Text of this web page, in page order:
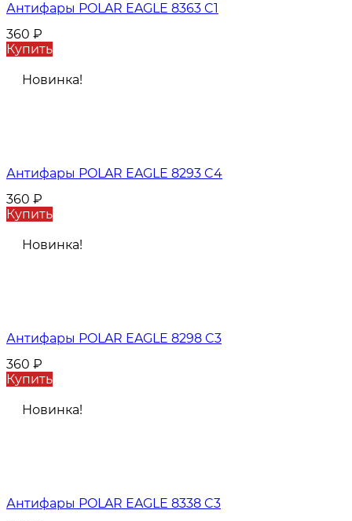
Антифары POLAR EAGLE 8363 C1
360 ₽
Купить
Новинка!
Антифары POLAR EAGLE 8293 C4
360 ₽
Купить
Новинка!
Антифары POLAR EAGLE 8298 C3
360 ₽
Купить
Новинка!
Антифары POLAR EAGLE 8338 C3